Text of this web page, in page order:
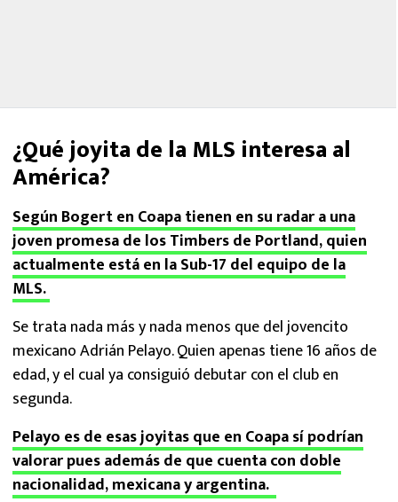
¿Qué joyita de la MLS interesa al
América?
Según Bogert en Coapa tienen en su radar a una
joven promesa de los Timbers de Portland, quien
actualmente está en la Sub-17 del equipo de la
MLS.
Se trata nada más y nada menos que del jovencito
mexicano Adrián Pelayo. Quien apenas tiene 16 años de
edad, y el cual ya consiguió debutar con el club en
segunda.
Pelayo es de esas joyitas que en Coapa sí podrían
valorar pues además de que cuenta con doble
nacionalidad, mexicana y argentina.